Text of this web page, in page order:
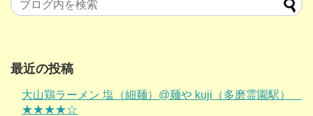
最近の投稿
大山鶏ラーメン 塩（細麺）@麺や kuji（多磨霊園駅）
★★★★☆